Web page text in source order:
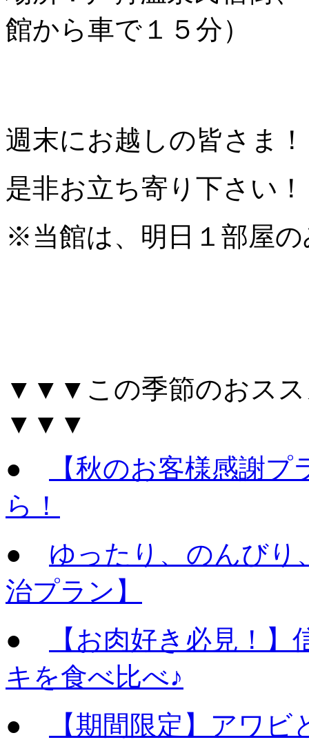
館から車で１５分）
週末にお越しの皆さま！
是非お立ち寄り下さい！
※当館は、明日１部屋
▼▼▼この季節のおスス
▼▼▼
●
【秋のお客様感謝
ら！
● ゆったり、のんびり
治プラン】
●
【お肉好き必見！
キを食べ比べ♪
●
【期間限定】アワ